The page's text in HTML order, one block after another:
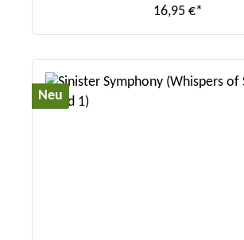
16,95 €*
Neu